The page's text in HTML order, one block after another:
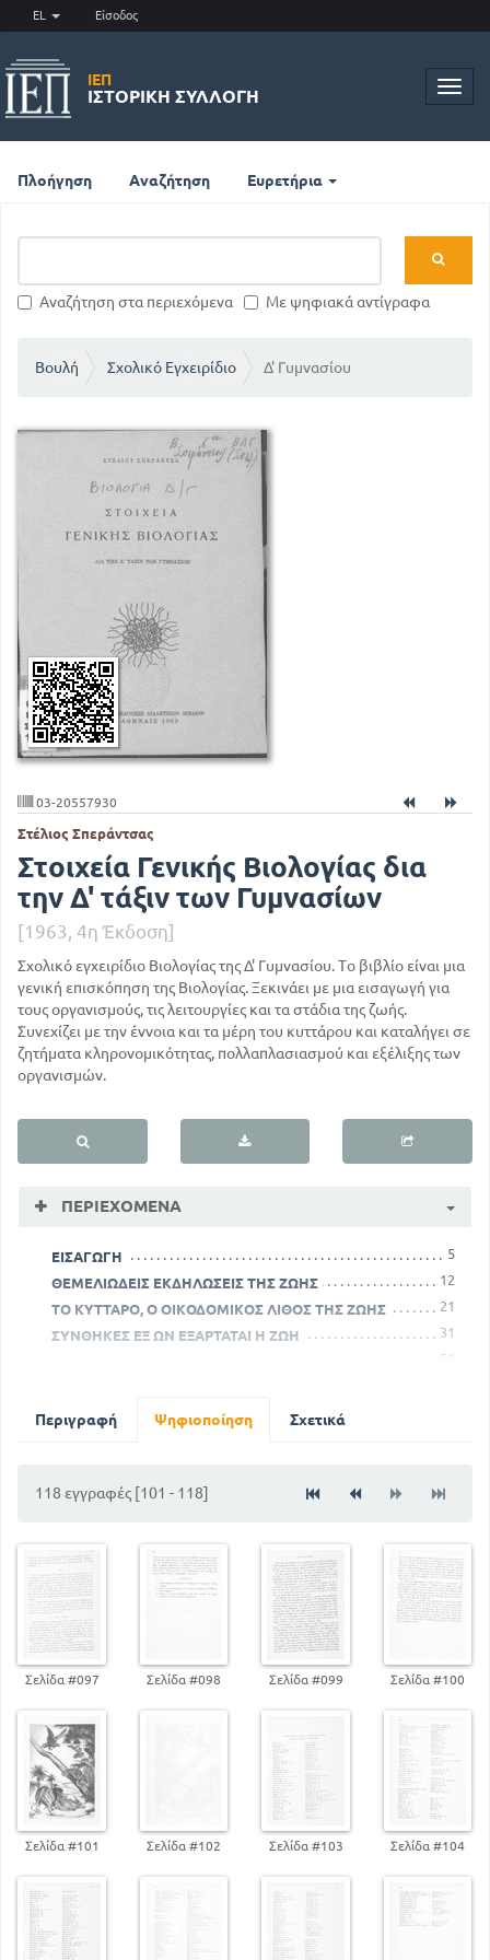
EL Είσοδος
ΙΕΠ
ΙΣΤΟΡΙΚΉ ΣΥΛΛΟΓΉ
Πλοήγηση Αναζήτηση Ευρετήρια
Αναζήτηση στα περιεχόμενα Με ψηφιακά αντίγραφα
Βουλή Σχολικό Εγχειρίδιο Δ' Γυμνασίου
03-20557930
Στέλιος Σπεράντσας
Στοιχεία Γενικής Βιολογίας δια
την Δ' τάξιν των Γυμνασίων
[1963, 4η Έκδοση]
Σχολικό εγχειρίδιο Βιολογίας της Δ' Γυμνασίου. Το βιβλίο είναι μια
γενική επισκόπηση της Βιολογίας. Ξεκινάει με μια εισαγωγή για
τους οργανισμούς, τις λειτουργίες και τα στάδια της ζωής.
Συνεχίζει με την έννοια και τα μέρη του κυττάρου και καταλήγει σε
ζητήματα κληρονομικότητας, πολλαπλασιασμού και εξέλιξης των
οργανισμών.
ΠΕΡΙΕΧΌΜΕΝΑ
ΕΙΣΑΓΩΓΗ
5
ΘΕΜΕΛΙΩΔΕΙΣ ΕΚΔΗΛΩΣΕΙΣ ΤΗΣ ΖΩΗΣ
12
ΤΟ ΚΥΤΤΑΡΟ, Ο ΟΙΚΟΔΟΜΙΚΟΣ ΛΙΘΟΣ ΤΗΣ ΖΩΗΣ
21
ΣΥΝΘΗΚΕΣ ΕΞ ΩΝ ΕΞΑΡΤΑΤΑΙ Η ΖΩΗ
31
56
ΕΠΙΛΟΓΟΣ
Περιγραφή Ψηφιοποίηση Σχετικά
118 εγγραφές [101 - 118]
Σελίδα #097 Σελίδα #098 Σελίδα #099 Σελίδα #100
Σελίδα #101 Σελίδα #102 Σελίδα #103 Σελίδα #104